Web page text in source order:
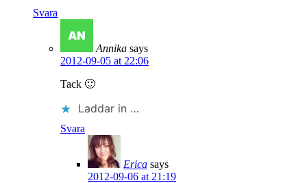
Svara
Annika says
2012-09-05 at 22:06
Tack 🙂
Laddar in …
Svara
Erica says
2012-09-06 at 21:19